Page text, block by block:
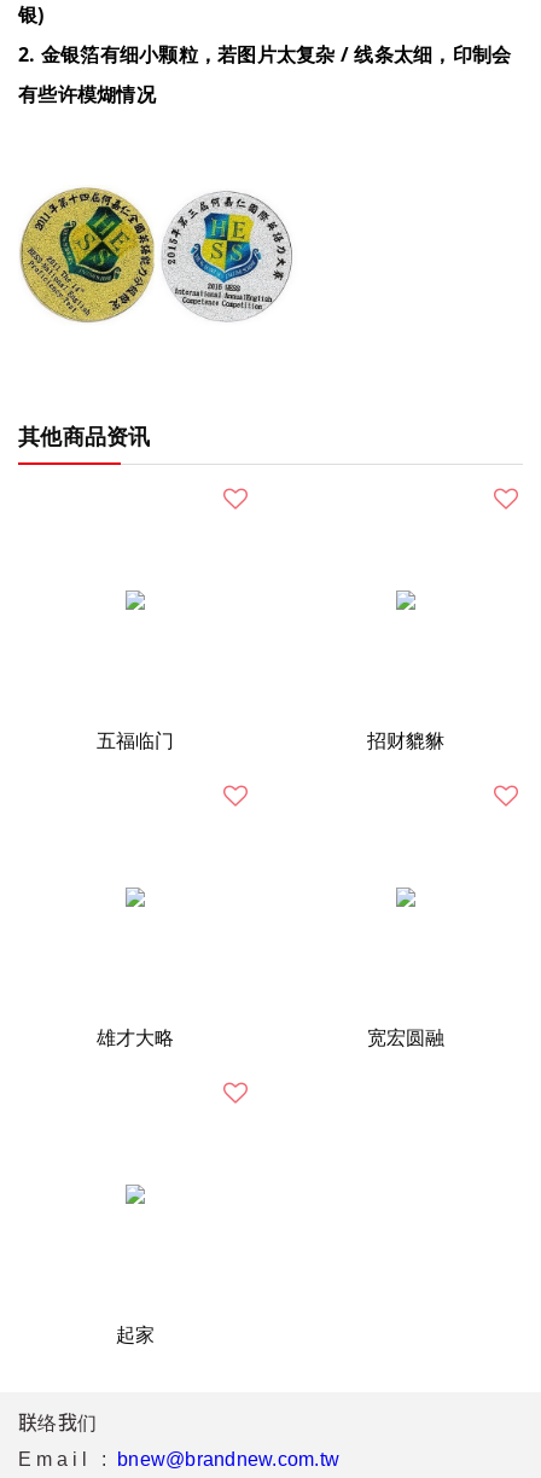
银)
2. 金银箔有细小颗粒，若图片太复杂 / 线条太细，印制会
有些许模煳情况
其他商品资讯
五福临门 招财貔貅
雄才大略 宽宏圆融
起家
联络我们
Email :
bnew@brandnew.com.tw